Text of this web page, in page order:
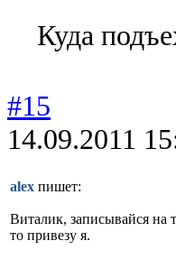
Куда
#15
14.09.2011
alex пишет:
Виталик, записывайся на
то привезу я.